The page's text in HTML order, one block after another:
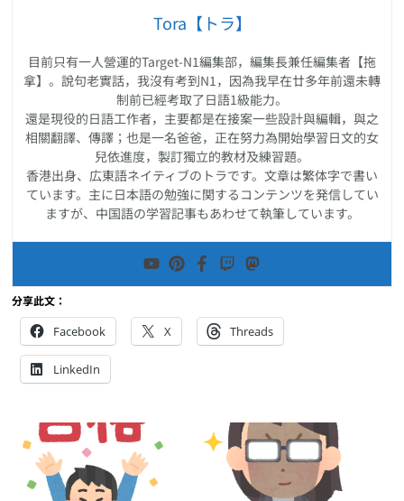
Tora【トラ】
目前只有一人營運的Target-N1編集部，編集長兼任編集者【拖
拿】。說句老實話，我沒有考到N1，因為我早在廿多年前還未轉
制前已經考取了日語1級能力。
還是現役的日語工作者，主要都是在接案一些設計與編輯，與之
相關翻譯、傳譯；也是一名爸爸，正在努力為開始學習日文的女
兒依進度，製訂獨立的教材及練習題。
香港出身、広東語ネイティブのトラです。文章は繁体字で書い
ています。主に日本語の勉強に関するコンテンツを発信してい
ますが、中国語の学習記事もあわせて執筆しています。
分享此文：
Facebook X Threads
LinkedIn